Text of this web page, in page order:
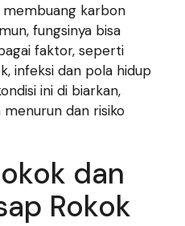
karbon
fungsinya bisa
faktor, seperti
infeksi dan pola hidup
ini di biarkan,
dan risiko
dan
Rokok